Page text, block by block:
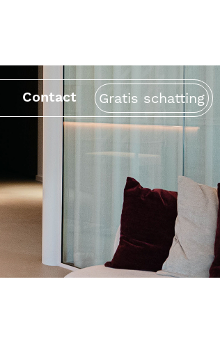
Contact Gratis schatting